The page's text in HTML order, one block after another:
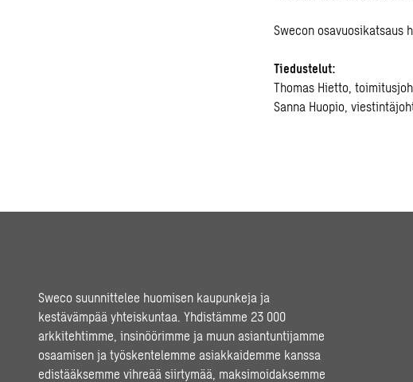
Swecon osavuosikatsaus
Tiedustelut:
Thomas Hietto,
Sanna Huopio,
Sweco suunnittelee huomisen kaupunkeja ja
kestävämpää yhteiskuntaa. Yhdistämme 23 000
arkkitehtimme, insinöörimme ja muun asiantuntijamme
osaamisen ja työskentelemme asiakkaidemme kanssa
edistääksemme vihreää siirtymää, maksimoidaksemme